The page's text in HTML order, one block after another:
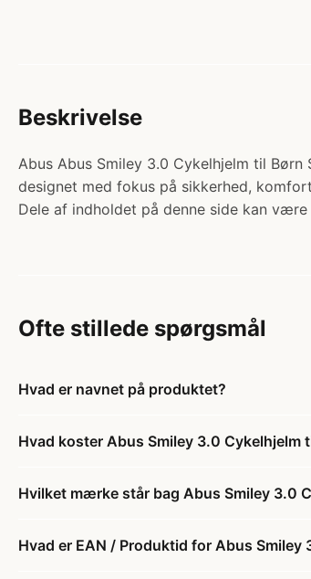
Beskrivelse
Abus Abus Smiley 3.0 Cykelhjelm til
designet med fokus på sikkerhed,
Dele af indholdet på denne side kan
Ofte stillede spørgsmål
Hvad er navnet på produktet?
Hvad koster Abus Smiley 3.0
Hvilket mærke står bag Abus Smiley 3.0
Hvad er EAN / Produktid for Abus